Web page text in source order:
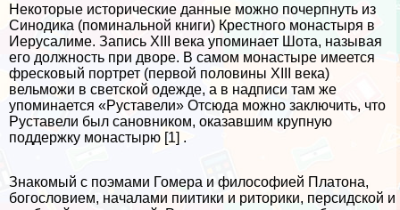
Некоторые исторические данные можно почерпнуть из
Синодика (поминальной книги) Крестного монастыря в
Иерусалиме. Запись XIII века упоминает Шота, называя
его должность при дворе. В самом монастыре имеется
фресковый портрет (первой половины XIII века)
вельможи в светской одежде, а в надписи там же
упоминается «Руставели» Отсюда можно заключить, что
Руставели был сановником, оказавшим крупную
поддержку монастырю [1] .
Знакомый с поэмами Гомера и философией Платона,
богословием, началами пиитики и риторики, персидской и